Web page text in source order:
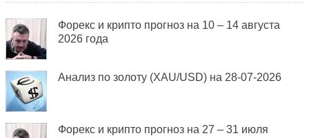
Форекс и крипто прогноз на 10 – 14 августа
2026 года
Анализ по золоту (XAU/USD) на 28-07-2026
Форекс и крипто прогноз на 27 – 31 июля